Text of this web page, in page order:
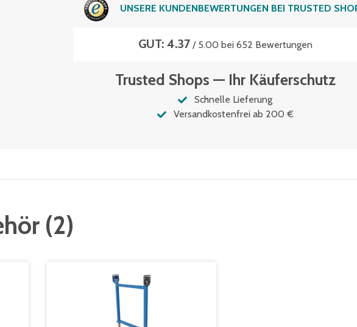
UNSERE KUNDENBEWERTUNGEN BEI TRUSTED
GUT: 4.37/ 5.00 bei 652 Bewertungen
Trusted Shops — Ihr Käuferschutz
Schnelle Lieferung
Versandkostenfrei ab 200 €
(2)